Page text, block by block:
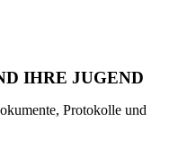
IHRE JUGEND
Protokolle und